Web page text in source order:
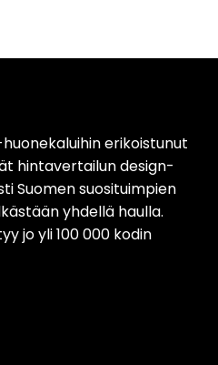
erikoistunut
hintavertailun design-
Suomen suosituimpien
yhdellä haulla.
jo yli 100 000 kodin